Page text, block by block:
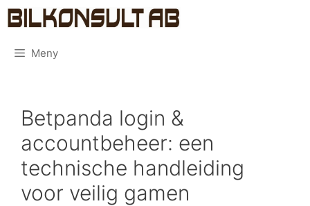
Hoppa
till
Meny
Betpanda login &
accountbeheer: een
technische handleiding
voor veilig gamen